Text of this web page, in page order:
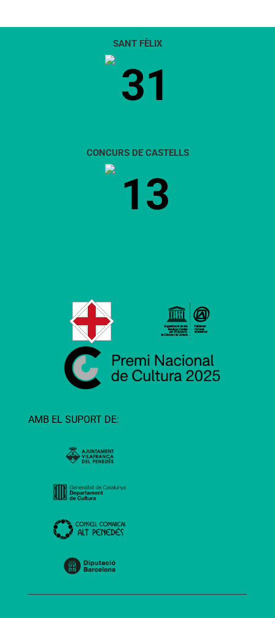
SANT FÈLIX
31
CONCURS DE CASTELLS
13
AMB EL SUPORT DE: